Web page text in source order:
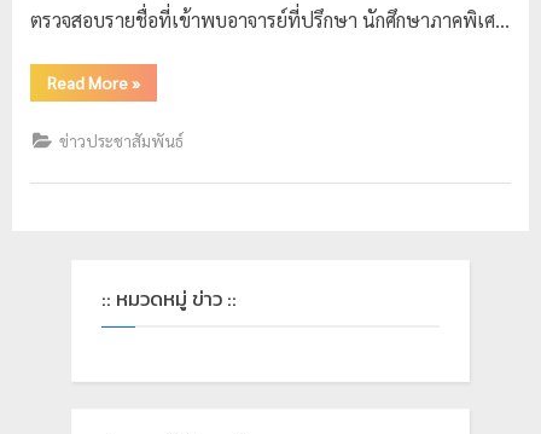
ตรวจสอบรายชื่อที่เข้าพบอาจารย์ที่ปรึกษา นักศึกษาภาคพิเศ…
Read More»
ข่าวประชาสัมพันธ์
:: หมวดหมู่ ข่าว ::